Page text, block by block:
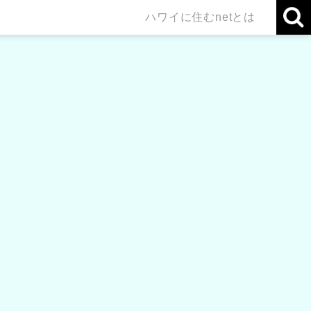
ハワイに住むnetとは